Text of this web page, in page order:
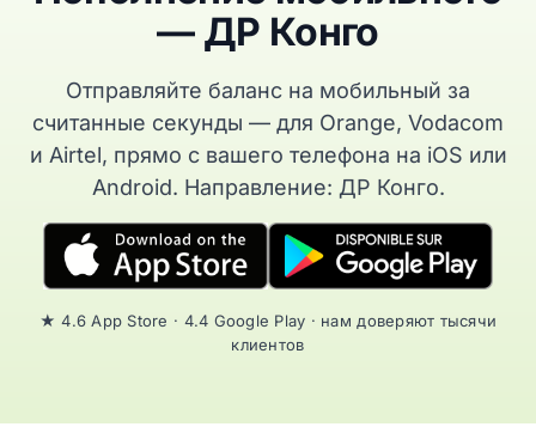
— ДР Конго
Отправляйте баланс на мобильный за
считанные секунды — для Orange, Vodacom
и Airtel, прямо с вашего телефона на iOS или
Android. Направление: ДР Конго.
★ 4.6 App Store · 4.4 Google Play · нам доверяют тысячи
клиентов